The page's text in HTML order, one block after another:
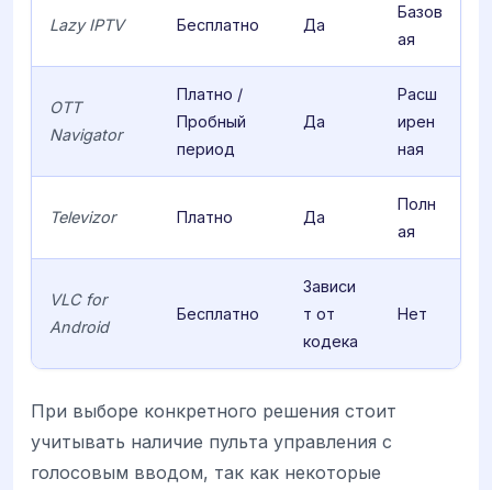
Lazy IPTV Бесплатно Да
Базов
ая
OTT
Navigator
Платно /
Пробный
период
Да
Расш
ирен
ная
Televizor Платно Да
Полн
ая
VLC for
Android
Бесплатно
Зависи
т от
кодека
Нет
При выборе конкретного решения стоит
учитывать наличие пульта управления с
голосовым вводом, так как некоторые